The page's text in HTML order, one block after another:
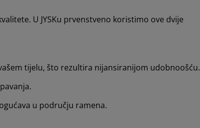
U JYSKu prvenstveno koristimo ove dvije
tijelu, što rezultira nijansiranijom udobnoošću.
u području ramena.